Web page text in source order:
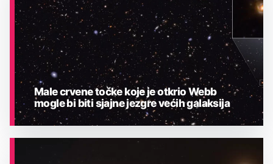
Male crvene točke koje je otkrio Webb
mogle bi biti sjajne jezgre većih galaksija